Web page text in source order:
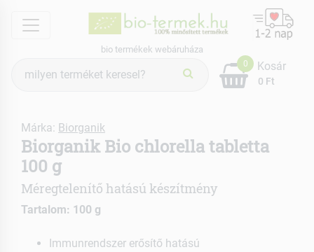
menu
bio termékek webáruháza
keresés
0
0 Ft
Kosár
Márka: Biorganik
Biorganik Bio chlorella tabletta
100 g
Méregtelenítő hatású készítmény
Tartalom: 100 g
Immunrendszer erősítő hatású